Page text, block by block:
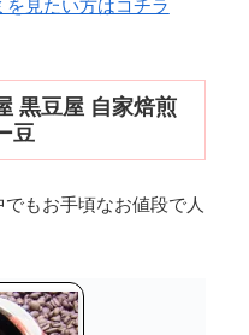
を見たい方はコチラ
黒豆屋 自家焙煎
豆
もお手頃なお値段で人